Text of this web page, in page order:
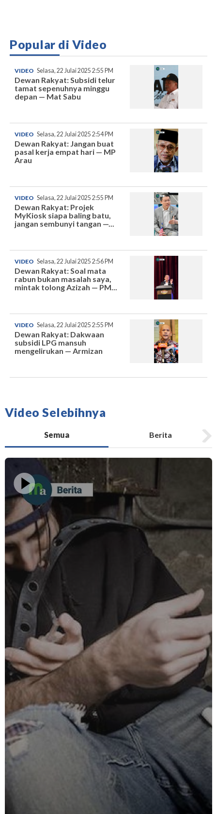
Popular di Video
VIDEO Selasa, 22 Julai 2025 2:55 PM
Dewan Rakyat: Subsidi telur
tamat sepenuhnya minggu
depan — Mat Sabu
VIDEO Selasa, 22 Julai 2025 2:54 PM
Dewan Rakyat: Jangan buat
pasal kerja empat hari — MP
Arau
VIDEO Selasa, 22 Julai 2025 2:55 PM
Dewan Rakyat: Projek
MyKiosk siapa baling batu,
jangan sembunyi tangan —...
VIDEO Selasa, 22 Julai 2025 2:56 PM
Dewan Rakyat: Soal mata
rabun bukan masalah saya,
mintak tolong Azizah — PM...
VIDEO Selasa, 22 Julai 2025 2:55 PM
Dewan Rakyat: Dakwaan
subsidi LPG mansuh
mengelirukan — Armizan
Video Selebihnya
Semua Berita